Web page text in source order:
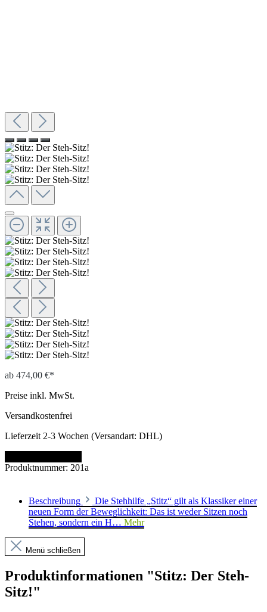
ab 474,00 €*
Preise inkl. MwSt.
Versandkostenfrei
Lieferzeit 2-3 Wochen (Versandart: DHL)
Produktnummer: 201a
Beschreibung
Die Stehhilfe „Stitz“ gilt als Klassiker einer
neuen Form der Beweglichkeit: Das ist weder Sitzen noch
Stehen, sondern ein H… Mehr
Menü schließen
Produktinformationen "Stitz: Der Steh-
Sitz!"